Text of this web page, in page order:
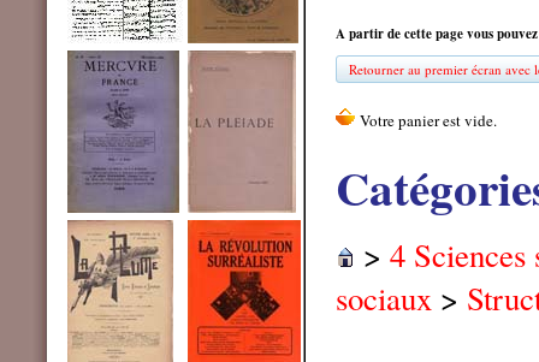
A partir de cette page vous
Retourner au premier écran avec
> 4 Sciences
sociaux >